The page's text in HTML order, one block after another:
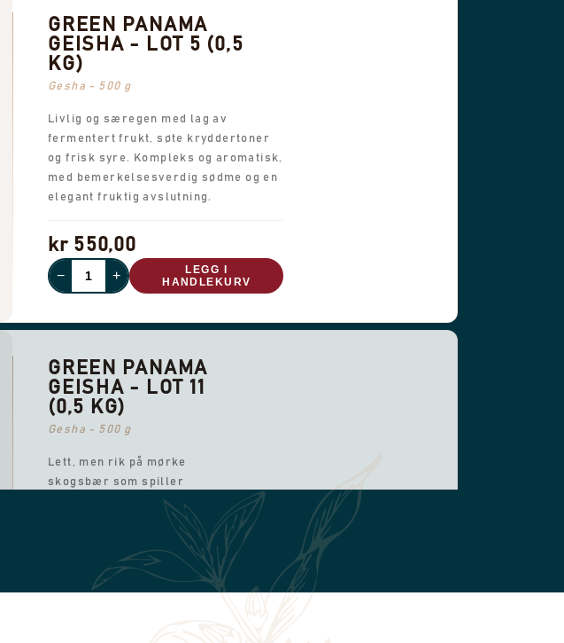
GREEN PANAMA
GEISHA - LOT 5 (0,5
KG)
Gesha - 500 g
Livlig og særegen med lag av
fermentert frukt, søte kryddertoner
og frisk syre. Kompleks og aromatisk,
med bemerkelsesverdig sødme og en
elegant fruktig avslutning.
kr 550,00
− +
LEGG I
HANDLEKURV
GREEN PANAMA
GEISHA - LOT 11
(0,5 KG)
Gesha - 500 g
Lett, men rik på mørke
skogsbær som spiller
elegant over ganen. En
raffinert, avrundet og
delikate toner av
hveteaktige, ristede